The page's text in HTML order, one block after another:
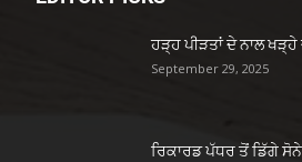
ਹੜ੍ਹ ਪੀੜਤਾਂ ਦੇ ਨਾਲ
September 29, 2025
ਰਿਕਾਰਡ ਪੱਧਰ ਤੋਂ ਡਿੱਗੇ